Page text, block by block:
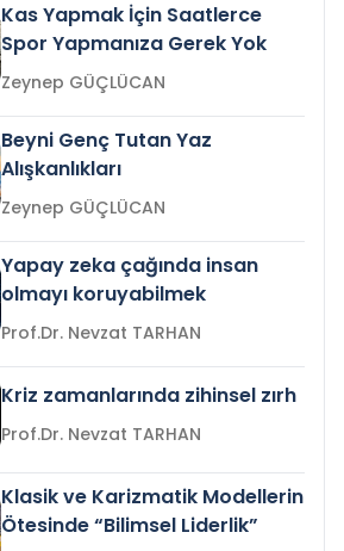
Kas Yapmak İçin Saatlerce
Spor Yapmanıza Gerek Yok
Zeynep GÜÇLÜCAN
Beyni Genç Tutan Yaz
Alışkanlıkları
Zeynep GÜÇLÜCAN
Yapay zeka çağında insan
olmayı koruyabilmek
Prof.Dr. Nevzat TARHAN
Kriz zamanlarında zihinsel zırh
Prof.Dr. Nevzat TARHAN
Klasik ve Karizmatik Modellerin
Ötesinde “Bilimsel Liderlik”